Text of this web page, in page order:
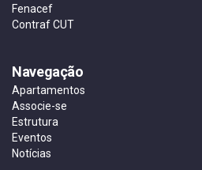
Fenacef
Contraf CUT
Navegação
Apartamentos
Associe-se
Estrutura
Eventos
Notícias